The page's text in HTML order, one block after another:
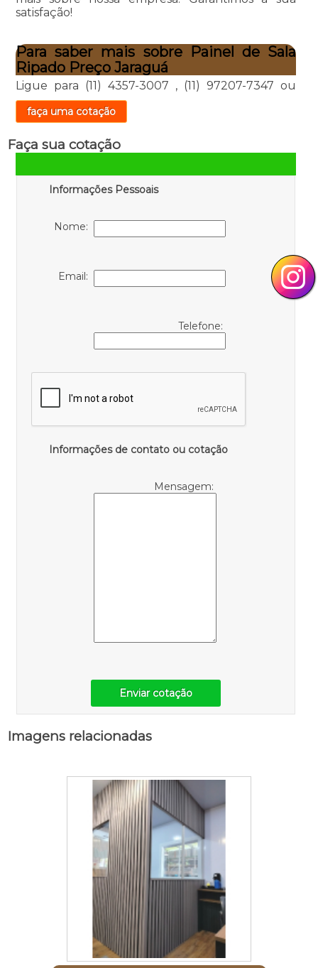
satisfação!
Para saber mais sobre Painel de Sala
Ripado Preço Jaraguá
Ligue para (11) 4357-3007 , (11) 97207-7347 ou
faça uma cotação
Faça sua cotação
Informações Pessoais
Nome:
Email:
Telefone:
Informações de contato ou cotação
Mensagem:
Enviar cotação
Imagens relacionadas